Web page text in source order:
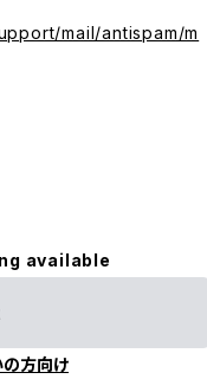
mail/antispam/m
available
の方向け